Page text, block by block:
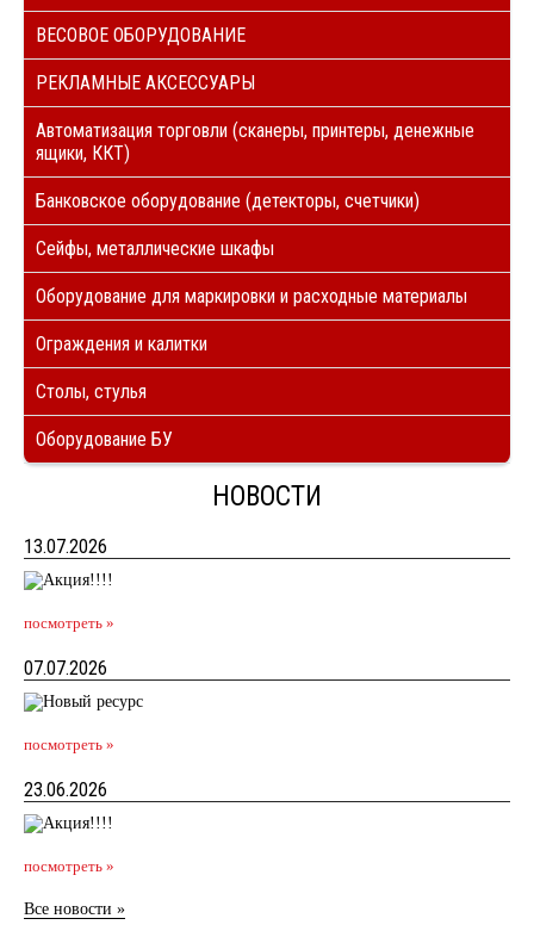
ВЕСОВОЕ ОБОРУДОВАНИЕ
РЕКЛАМНЫЕ АКСЕССУАРЫ
Автоматизация торговли (сканеры, принтеры, денежные
ящики, ККТ)
Банковское оборудование (детекторы, счетчики)
Сейфы, металлические шкафы
Оборудование для маркировки и расходные материалы
Ограждения и калитки
Столы, стулья
Оборудование БУ
НОВОСТИ
13.07.2026
посмотреть »
07.07.2026
посмотреть »
23.06.2026
посмотреть »
Все новости »